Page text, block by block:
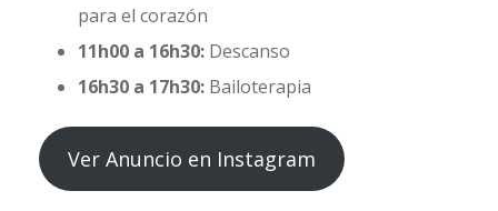
para el corazón
11h00 a 16h30: Descanso
16h30 a 17h30: Bailoterapia
Ver Anuncio en Instagram